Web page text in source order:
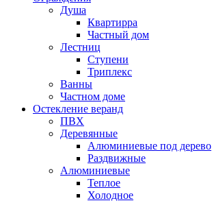
Душа
Квартирра
Частный дом
Лестниц
Ступени
Триплекс
Ванны
Частном доме
Остекление веранд
ПВХ
Деревянные
Алюминиевые под дерево
Раздвижные
Алюминиевые
Теплое
Холодное